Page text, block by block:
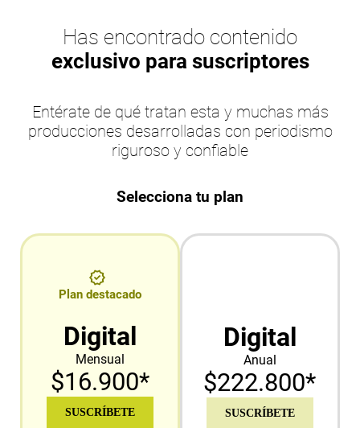
Has encontrado contenido
exclusivo para suscriptores
Entérate de qué tratan esta y muchas más
producciones desarrolladas con periodismo
riguroso y confiable
Selecciona tu plan
Plan destacado
Digital
Mensual
$16.900*
SUSCRÍBETE
Digital
Anual
$222.800*
SUSCRÍBETE